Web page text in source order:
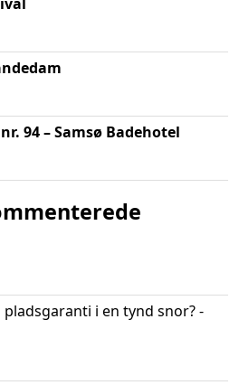
94 – Samsø Badehotel
i en tynd snor? -